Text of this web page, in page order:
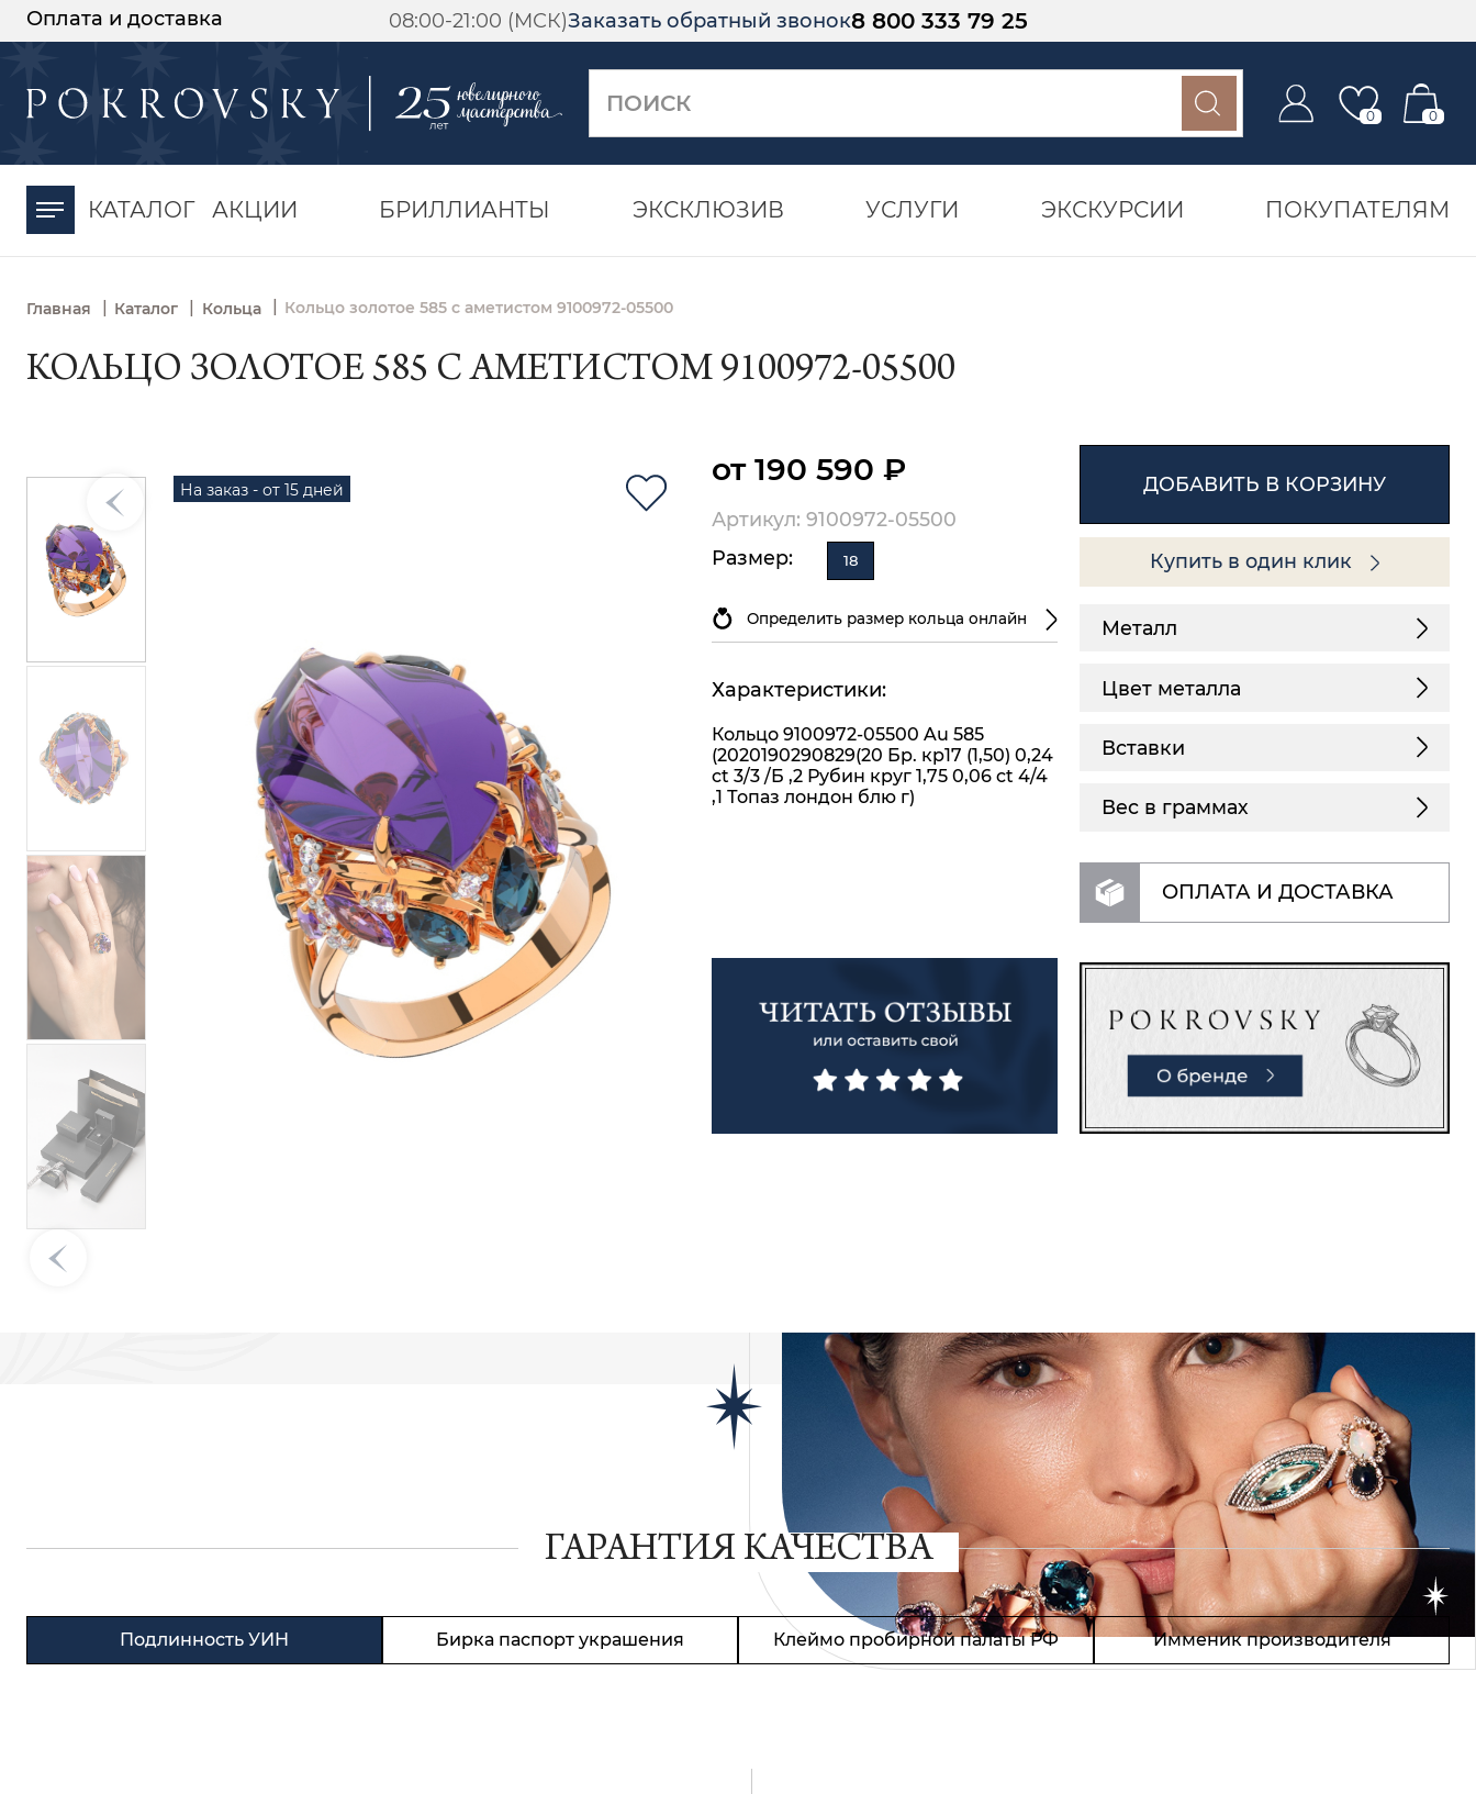
Оплата и доставка 08:00-21:00 (МСК)Заказать обратный звонок8 800 333 79 25
0 0
КАТАЛОГ АКЦИИ БРИЛЛИАНТЫ ЭКСКЛЮЗИВ УСЛУГИ ЭКСКУРСИИ ПОКУПАТЕЛЯМ
Главная | Каталог | Кольца Кольцо золотое 585 с аметистом 9100972-05500
КОЛЬЦО ЗОЛОТОЕ 585 С АМЕТИСТОМ 9100972-05500
На заказ - от 15 дней
от 190 590 ₽
Артикул: 9100972-05500
Размер:
18
Определить размер кольца онлайн
Характеристики:
Кольцо 9100972-05500 Au 585
(2020190290829(20 Бр. кр17 (1,50) 0,24
ct 3/3 /Б ,2 Рубин круг 1,75 0,06 ct 4/4
,1 Топаз лондон блю г)
ДОБАВИТЬ В КОРЗИНУ
Купить в один клик
Металл
Цвет металла
Вставки
Вес в граммах
ОПЛАТА И ДОСТАВКА
ГАРАНТИЯ КАЧЕСТВА
Подлинность УИН Бирка паспорт украшения Клеймо пробирной палаты РФ Имменик производителя
-30%
момента оплаты